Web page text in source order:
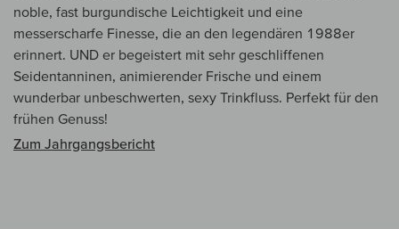
noble, fast burgundische Leichtigkeit und eine
messerscharfe Finesse, die an den legendären 1988er
erinnert. UND er begeistert mit sehr geschliffenen
Seidentanninen, animierender Frische und einem
wunderbar unbeschwerten, sexy Trinkfluss. Perfekt für den
frühen Genuss!
Zum Jahrgangsbericht